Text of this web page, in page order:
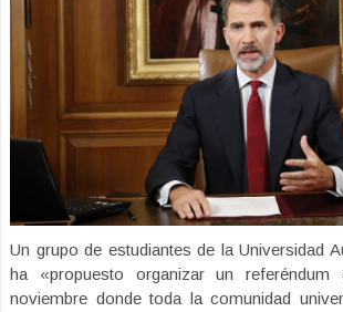
Un grupo de estudiantes de la Universidad
ha «propuesto organizar un
noviembre donde toda la comunidad